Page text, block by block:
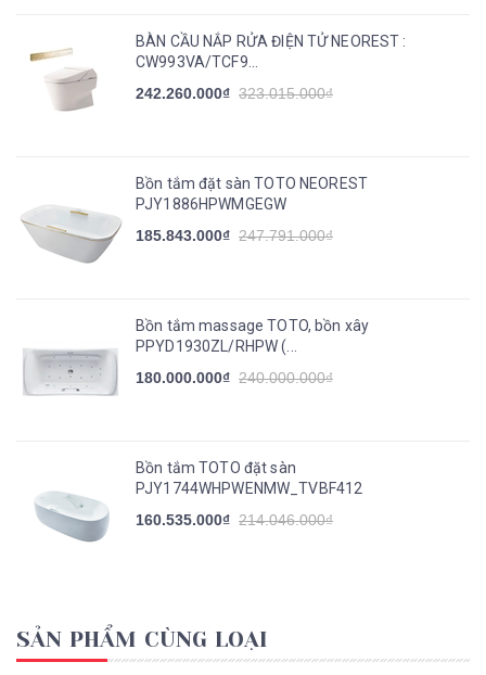
BÀN CẦU NẮP RỬA ĐIỆN TỬ NEOREST :
CW993VA/TCF9...
242.260.000₫ 323.015.000₫
Bồn tắm đặt sàn TOTO NEOREST
PJY1886HPWMGEGW
185.843.000₫ 247.791.000₫
Bồn tắm massage TOTO, bồn xây
PPYD1930ZL/RHPW (...
180.000.000₫ 240.000.000₫
Bồn tắm TOTO đặt sàn
PJY1744WHPWENMW_TVBF412
160.535.000₫ 214.046.000₫
SẢN PHẨM CÙNG LOẠI